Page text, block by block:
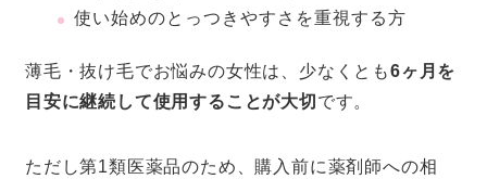
使い始めのとっつきやすさを重視する方
薄毛・抜け毛でお悩みの女性は、少なくとも6ヶ月を
目安に継続して使用することが大切 です。
ただし第1類医薬品のため、購入前に薬剤師への相